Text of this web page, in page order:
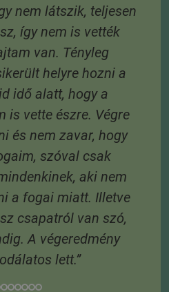
nem látszik, teljesen
így nem is vették
van. Tényleg
helyre hozni a
idő alatt, hogy a
is vette észre. Végre
és nem zavar, hogy
szóval csak
aki nem
a fogai miatt. Illetve
csapatról van szó,
A végeredmény
lett.”